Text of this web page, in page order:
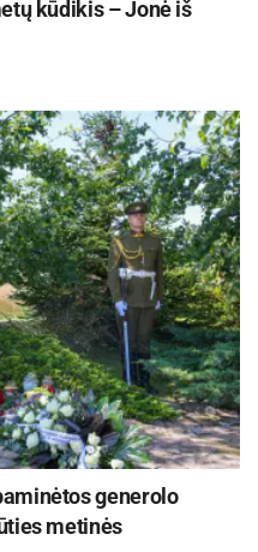
kūdikis – Jonė iš
generolo
metinės